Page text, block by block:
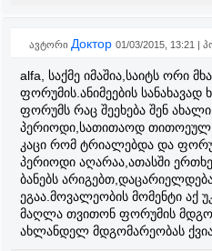
ავტორი Доктор 01/03/2015, 13:21 |
alfa, საქმე იმაშია,საიტს ორი
ფორუმის.ანიმეების
ფორუმს რაც შეეხება შენ
პერიოდი,სათითაოდ თითოეულ
კაცი რომ ტრიალებდა და
პერიოდი აღარაა,ათასში
ბანებს
ეგაა.მოვალეობის მომენტი აქ
მაღლა თვითონ ფორუმის
ახლანდელ მდგომარეობას